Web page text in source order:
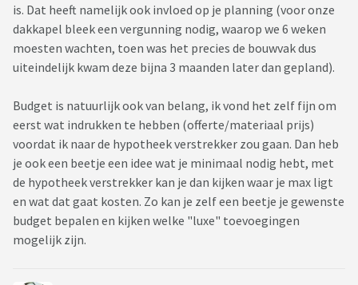
is. Dat heeft namelijk ook invloed op je planning (voor onze
dakkapel bleek een vergunning nodig, waarop we 6 weken
moesten wachten, toen was het precies de bouwvak dus
uiteindelijk kwam deze bijna 3 maanden later dan gepland).
Budget is natuurlijk ook van belang, ik vond het zelf fijn om
eerst wat indrukken te hebben (offerte/materiaal prijs)
voordat ik naar de hypotheek verstrekker zou gaan. Dan heb
je ook een beetje een idee wat je minimaal nodig hebt, met
de hypotheek verstrekker kan je dan kijken waar je max ligt
en wat dat gaat kosten. Zo kan je zelf een beetje je gewenste
budget bepalen en kijken welke "luxe" toevoegingen
mogelijk zijn.